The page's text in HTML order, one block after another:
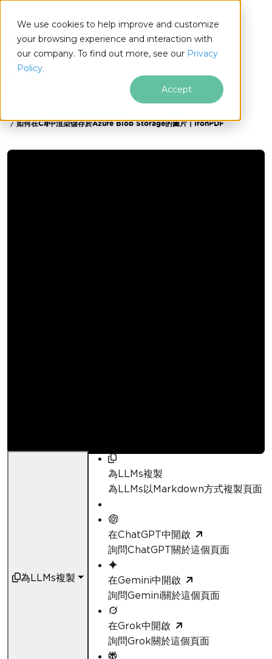
We use cookies to help improve and customize
your browsing experience and interaction with
our company. To find out more, see our Privacy
Policy.
Accept
.NET
跳至頁尾內容
如何在C#中渲染儲存於Azure Blob Storage的圖片 | IronPDF
為LLMs複製
為LLMs複製
為LLMs以Markdown方式複製頁面
在ChatGPT中開啟
詢問ChatGPT關於這個頁面
在Gemini中開啟
詢問Gemini關於這個頁面
在Grok中開啟
詢問Grok關於這個頁面